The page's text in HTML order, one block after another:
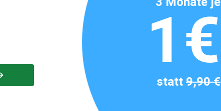
1€
statt9,90 €